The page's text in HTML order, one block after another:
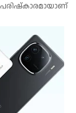
പരിഷ്കാരമായാണ്